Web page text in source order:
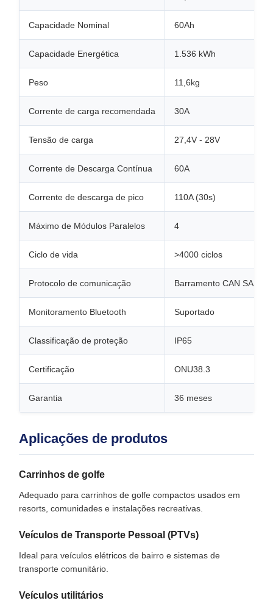
Capacidade Nominal 60Ah
Capacidade Energética 1.536 kWh
Peso 11,6kg
Corrente de carga recomendada 30A
Tensão de carga 27,4V - 28V
Corrente de Descarga Contínua 60A
Corrente de descarga de pico 110A (30s)
Máximo de Módulos Paralelos 4
Ciclo de vida >4000 ciclos
Protocolo de comunicação Barramento CAN SAE
Monitoramento Bluetooth Suportado
Classificação de proteção IP65
Certificação ONU38.3
Garantia 36 meses
Aplicações de produtos
Carrinhos de golfe
Adequado para carrinhos de golfe compactos usados ​​em
resorts, comunidades e instalações recreativas.
Veículos de Transporte Pessoal (PTVs)
Ideal para veículos elétricos de bairro e sistemas de
transporte comunitário.
Veículos utilitários